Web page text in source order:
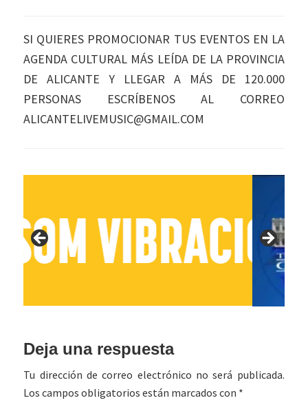
SI QUIERES PROMOCIONAR TUS EVENTOS EN LA
AGENDA CULTURAL MÁS LEÍDA DE LA PROVINCIA
DE ALICANTE Y LLEGAR A MÁS DE 120.000
PERSONAS ESCRÍBENOS AL CORREO
ALICANTELIVEMUSIC@GMAIL.COM
Interacciones
con
los
Deja una respuesta
Tu dirección de correo electrónico no será publicada.
Los campos obligatorios están marcados con *